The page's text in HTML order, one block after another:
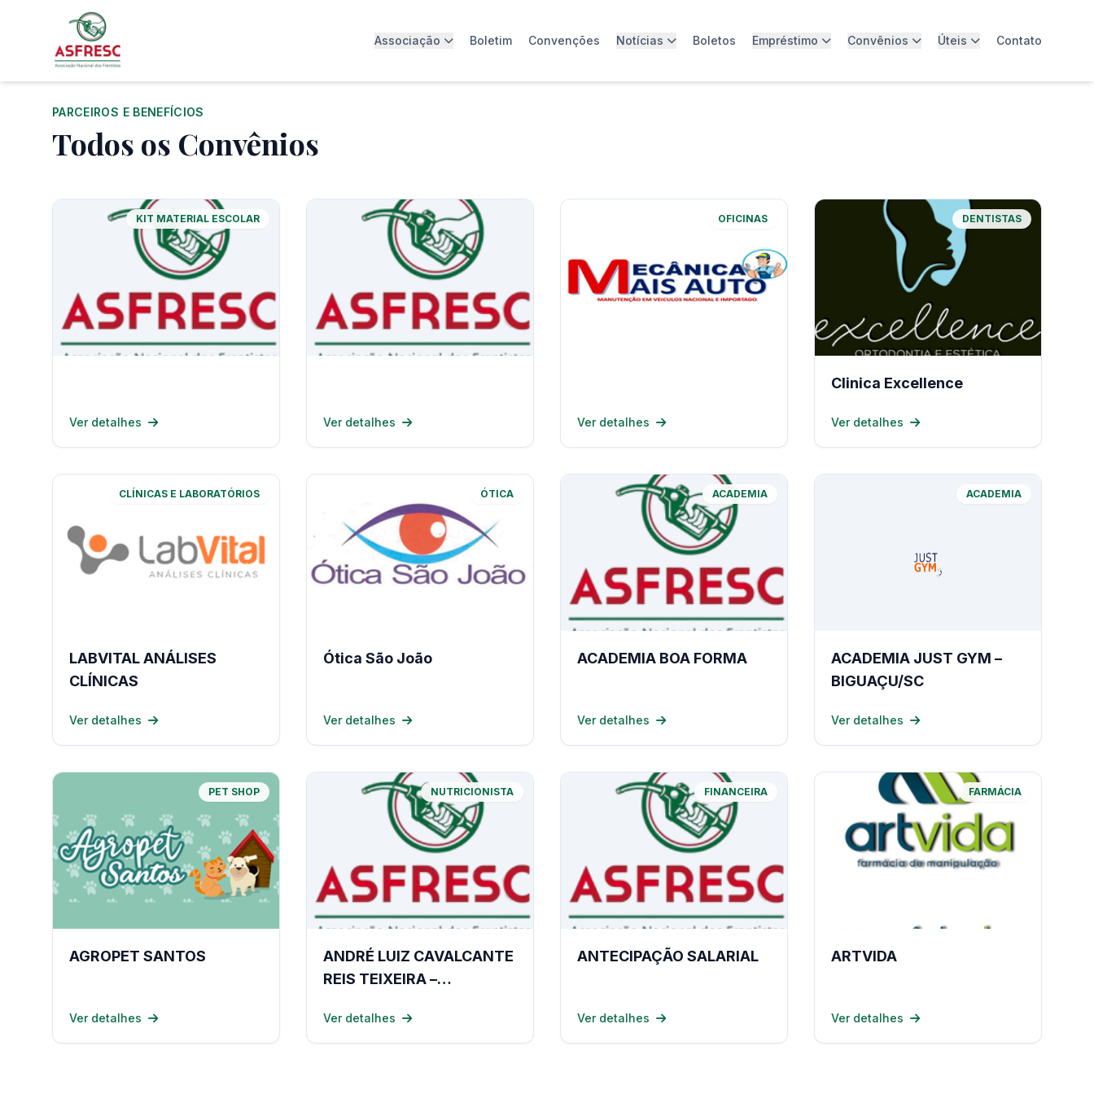
Associação Boletim Convenções Notícias Boletos Empréstimo Convênios Úteis Contato
PARCEIROS E BENEFÍCIOS
Todos os Convênios
KIT MATERIAL ESCOLAR
Ver detalhes Ver detalhes
OFICINAS
Ver detalhes
DENTISTAS
Clinica Excellence
Ver detalhes
CLÍNICAS E LABORATÓRIOS
LABVITAL ANÁLISES
CLÍNICAS
Ver detalhes
ÓTICA
Ótica São João
Ver detalhes
ACADEMIA
ACADEMIA BOA FORMA
Ver detalhes
ACADEMIA
ACADEMIA JUST GYM –
BIGUAÇU/SC
Ver detalhes
PET SHOP
AGROPET SANTOS
Ver detalhes
NUTRICIONISTA
ANDRÉ LUIZ CAVALCANTE
REIS TEIXEIRA –
Ver detalhes
FINANCEIRA
ANTECIPAÇÃO SALARIAL
Ver detalhes
FARMÁCIA
ARTVIDA
Ver detalhes